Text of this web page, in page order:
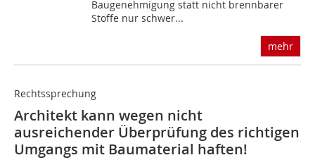
Baugenehmigung statt nicht brennbarer
Stoffe nur schwer...
mehr
Rechtssprechung
Architekt kann wegen nicht
ausreichender Überprüfung des richtigen
Umgangs mit Baumaterial haften!